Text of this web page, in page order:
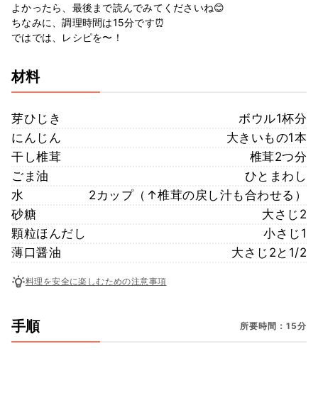
よかったら、最後まで読んでみてくださいね😊
ちなみに、調理時間は15分です⏰
ではでは、レシピを〜！
材料
芽ひじき
ボウル1杯分
にんじん
大きいもの1本
干し椎茸
椎茸2つ分
ごま油
ひとまわし
水
2カップ（↑椎茸の戻し汁も合わせる）
砂糖
大さじ2
顆粒ほんだし
小さじ1
薄口醤油
大さじ2と1/2
料理を安全に楽しむための注意事項
手順 所要時間：15分